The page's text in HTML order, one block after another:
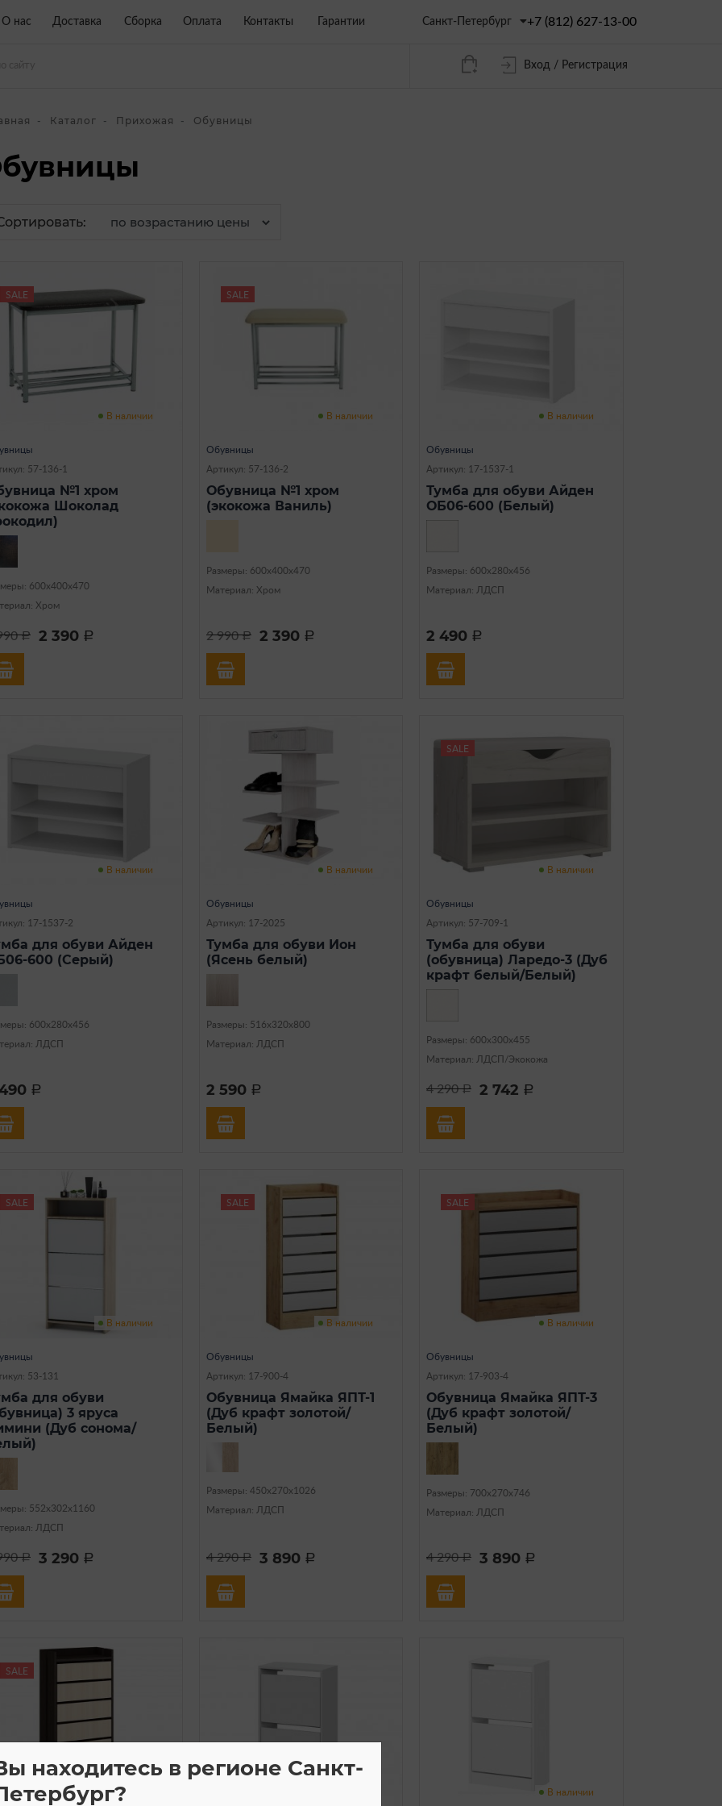
О нас Доставка Сборка Оплата Контакты Гарантии Санкт-Петербург +7 (812) 627-13-00
Вход / Регистрация
Каталог Прихожая Обувницы
SALE
В наличии
57-136-1
№1 хром
Шоколад
600х400х470
Хром
a 2 390 a
SALE
В наличии
Обувницы
Артикул: 57-136-2
Обувница №1 хром
(экокожа Ваниль)
Размеры: 600х400х470
Материал: Хром
2 990a 2 390 a
В наличии
Обувницы
Артикул: 17-1537-1
Тумба для обуви Айден
ОБ06-600 (Белый)
Размеры: 600х280х456
Материал: ЛДСП
2 490 a
В наличии
17-1537-2
для обуви Айден
600 (Серый)
600х280х456
ЛДСП
a
В наличии
Обувницы
Артикул: 17-2025
Тумба для обуви Ион
(Ясень белый)
Размеры: 516х320х800
Материал: ЛДСП
2 590 a
SALE
В наличии
Обувницы
Артикул: 57-709-1
Тумба для обуви
(обувница) Ларедо-3 (Дуб
крафт белый/Белый)
Размеры: 600х300х455
Материал: ЛДСП/Экокожа
4 290a 2 742 a
SALE
В наличии
53-131
для обуви
3 яруса
(Дуб сонома/
552х302х1160
ЛДСП
a 3 290 a
SALE
В наличии
Обувницы
Артикул: 17-900-4
Обувница Ямайка ЯПТ-1
(Дуб крафт золотой/
Белый)
Размеры: 450х270х1026
Материал: ЛДСП
4 290a 3 890 a
SALE
В наличии
Обувницы
Артикул: 17-903-4
Обувница Ямайка ЯПТ-3
(Дуб крафт золотой/
Белый)
Размеры: 700х270х746
Материал: ЛДСП
4 290a 3 890 a
SALE
В наличии В наличии
находитесь в регионе Санкт-